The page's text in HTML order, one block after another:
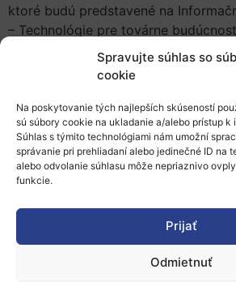
Spravujte súhlas so
cookie
Na poskytovanie tých najlepších skúseností
sú súbory cookie na ukladanie a/alebo prístup k
Súhlas s týmito technológiami nám umožní
správanie pri prehliadaní alebo jedinečné ID na
alebo odvolanie súhlasu môže nepriaznivo
funkcie.
Prijať
Odmietnuť
ktoré budú predstavené na
– Technológie pre továrne
– Technológie umožňujúce výstavbu
– Udržateľné a nízkouhlíkové
náročných spracovateľských
Process Industries through
Efficiency)
– Zelené vozidlá (Green vehicles)